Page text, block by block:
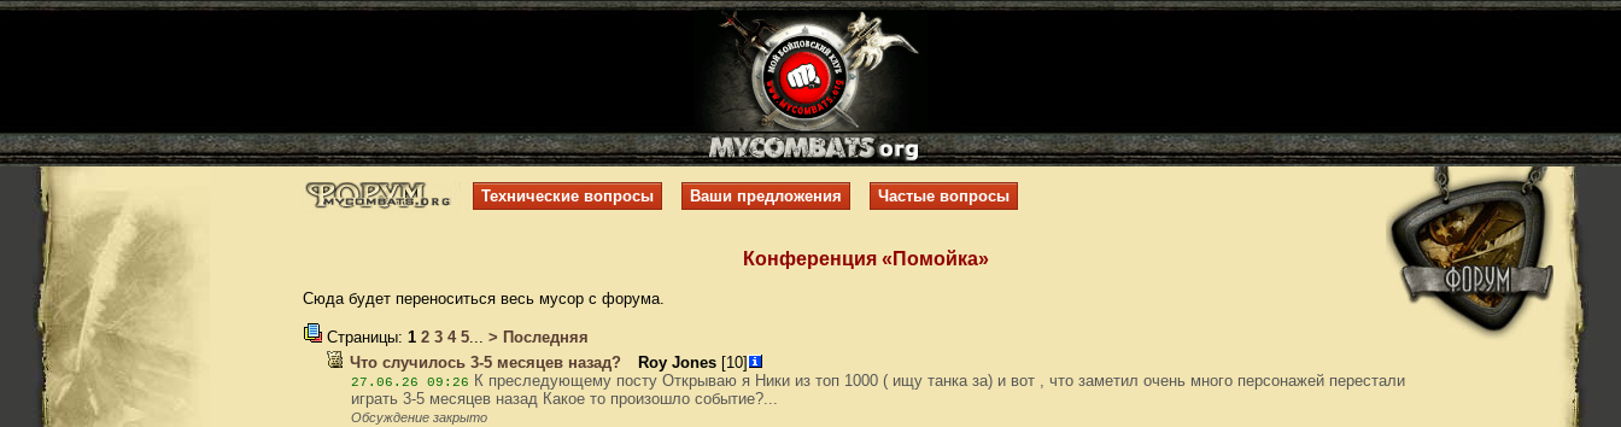
Технические вопросы Ваши предложения Частые вопросы
Конференция «Помойка»
Сюда будет переноситься весь мусор с форума.
Страницы: 1 2 3 4 5... > Последняя
Что случилось 3-5 месяцев назад?
Roy Jones[10]
27.06.26 09:26 К преследующему посту Открываю я Ники из топ 1000 ( ищу танка за) и вот , что заметил очень много персонажей перестали
играть 3-5 месяцев назад Какое то произошло событие?...
Обсуждение закрыто